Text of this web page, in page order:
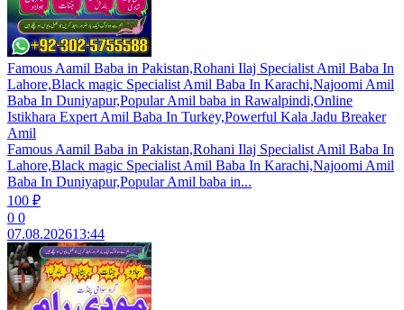
Famous Aamil Baba in Pakistan,Rohani Ilaj Specialist Amil Baba In
Lahore,Black magic Specialist Amil Baba In Karachi,Najoomi Amil
Baba In Duniyapur,Popular Amil baba in Rawalpindi,Online
Istikhara Expert Amil Baba In Turkey,Powerful Kala Jadu Breaker
Amil
Famous Aamil Baba in Pakistan,Rohani Ilaj Specialist Amil Baba In
Lahore,Black magic Specialist Amil Baba In Karachi,Najoomi Amil
Baba In Duniyapur,Popular Amil baba in...
100 ₽
0 0
07.08.202613:44